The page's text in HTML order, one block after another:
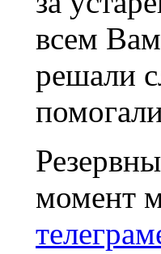
всем
решали
момент